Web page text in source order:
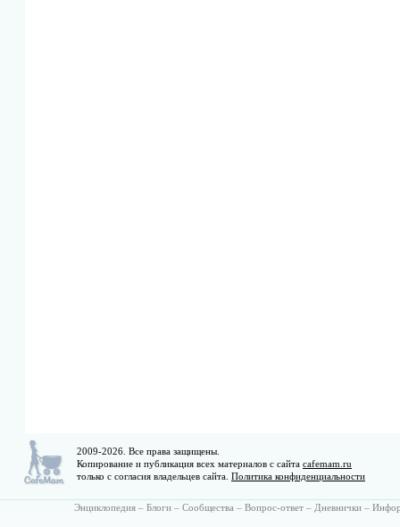
2009-2026. Все права защищены.
Копирование и публикация всех материалов с сайта cafemam.ru
только с согласия владельцев сайта. Политика конфиденциальности
Энциклопедия – Блоги – Сообщества – Вопрос-ответ – Дневнички –